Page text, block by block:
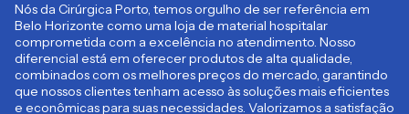
Nós da Cirúrgica Porto, temos orgulho de ser referência em
Belo Horizonte como uma loja de material hospitalar
comprometida com a excelência no atendimento. Nosso
diferencial está em oferecer produtos de alta qualidade,
combinados com os melhores preços do mercado, garantindo
que nossos clientes tenham acesso às soluções mais eficientes
e econômicas para suas necessidades. Valorizamos a satisfação